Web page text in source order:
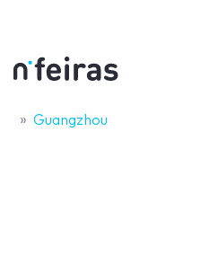
Guangzhou